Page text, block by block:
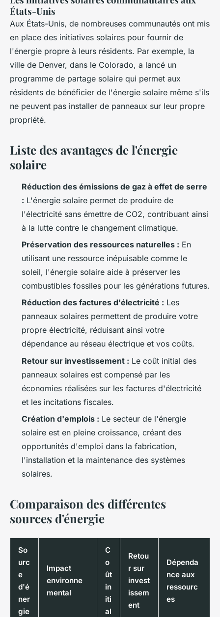
États-Unis
Aux États-Unis, de nombreuses communautés ont mis
en place des initiatives solaires pour fournir de
l'énergie propre à leurs résidents. Par exemple, la
ville de Denver, dans le Colorado, a lancé un
programme de partage solaire qui permet aux
résidents de bénéficier de l'énergie solaire même s'ils
ne peuvent pas installer de panneaux sur leur propre
propriété.
Liste des avantages de l'énergie
solaire
Réduction des émissions de gaz à effet de serre
: L'énergie solaire permet de produire de
l'électricité sans émettre de CO2, contribuant ainsi
à la lutte contre le changement climatique.
Préservation des ressources naturelles : En
utilisant une ressource inépuisable comme le
soleil, l'énergie solaire aide à préserver les
combustibles fossiles pour les générations futures.
Réduction des factures d'électricité : Les
panneaux solaires permettent de produire votre
propre électricité, réduisant ainsi votre
dépendance au réseau électrique et vos coûts.
Retour sur investissement : Le coût initial des
panneaux solaires est compensé par les
économies réalisées sur les factures d'électricité
et les incitations fiscales.
Création d'emplois : Le secteur de l'énergie
solaire est en pleine croissance, créant des
opportunités d'emploi dans la fabrication,
l'installation et la maintenance des systèmes
solaires.
Comparaison des différentes
sources d'énergie
So
urc
e
d'é
ner
gie
Impact
environne
mental
C
o
ût
in
iti
al
Retou
r sur
invest
issem
ent
Dépenda
nce aux
ressourc
es